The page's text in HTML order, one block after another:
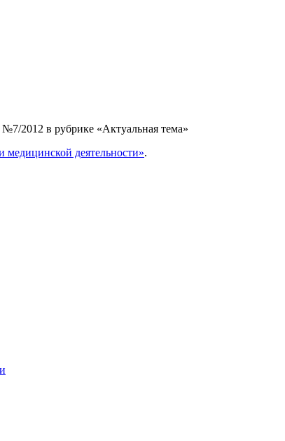
2012 в рубрике «Актуальная тема»
медицинской деятельности».